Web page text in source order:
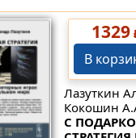
1329
В
Лазуткин
Кокошин
С